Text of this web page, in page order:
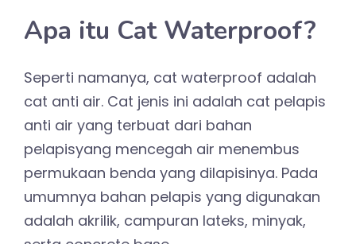
Apa itu Cat Waterproof?
Seperti namanya, cat waterproof adalah
cat anti air. Cat jenis ini adalah cat pelapis
anti air yang terbuat dari bahan
pelapisyang mencegah air menembus
permukaan benda yang dilapisinya. Pada
umumnya bahan pelapis yang digunakan
adalah akrilik, campuran lateks, minyak,